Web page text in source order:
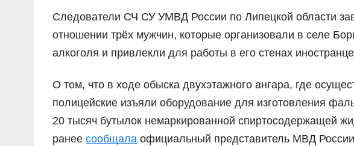
Следователи СЧ СУ УМВД России по Липецкой области
отношении трёх мужчин, которые организовали в селе
алкоголя и привлекли для работы в его стенах
О том, что в ходе обыска двухэтажного ангара, где
полицейские изъяли оборудование для изготовления
20 тысяч бутылок немаркированной спиртосодержащей
ранее сообщала официальный представитель МВД